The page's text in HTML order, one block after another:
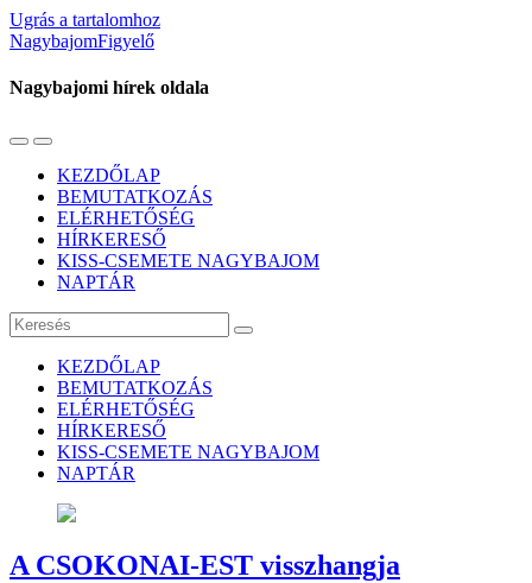
Ugrás a tartalomhoz
NagybajomFigyelő
Nagybajomi hírek oldala
Váltás
mobil
menüre
Használja
keresés
mezőt
KEZDŐLAP
BEMUTATKOZÁS
ELÉRHETŐSÉG
HÍRKERESŐ
KISS-CSEMETE NAGYBAJOM
NAPTÁR
Keresés
KEZDŐLAP
BEMUTATKOZÁS
ELÉRHETŐSÉG
HÍRKERESŐ
KISS-CSEMETE NAGYBAJOM
NAPTÁR
A CSOKONAI-EST visszhangja